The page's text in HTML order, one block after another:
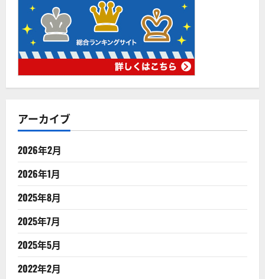
アーカイブ
2026年2月
2026年1月
2025年8月
2025年7月
2025年5月
2022年2月